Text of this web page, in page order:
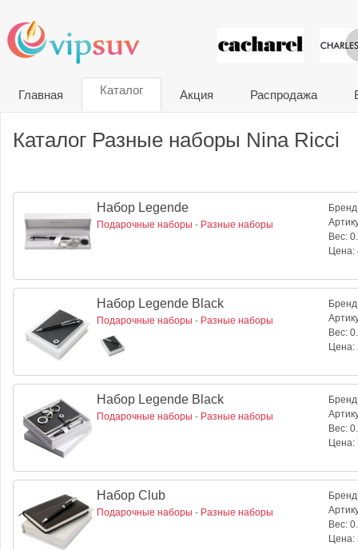
VIP
Главная Каталог Акция Распродажа
Каталог Разные наборы Nina Ricci
Набор Legende
Подарочные наборы - Разные наборы
Вес:
Цена:
Набор Legende Black
Подарочные наборы - Разные наборы
Вес:
Цена:
Набор Legende Black
Подарочные наборы - Разные наборы
Вес:
Цена:
Набор Club
Подарочные наборы - Разные наборы
Вес:
Цена: